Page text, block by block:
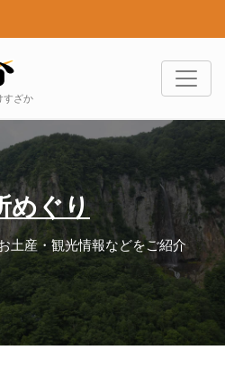
すざか
めぐり
土産・観光情報などをご紹介